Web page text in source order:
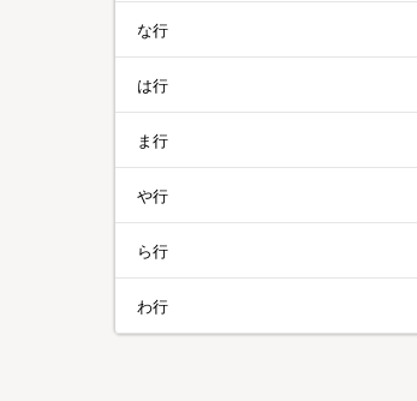
な行
は行
ま行
や行
ら行
わ行